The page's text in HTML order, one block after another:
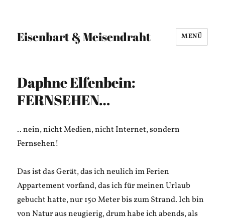
Eisenbart & Meisendraht MENÜ
Daphne Elfenbein:
FERNSEHEN…
.. nein, nicht Medien, nicht Internet, sondern
Fernsehen!
Das ist das Gerät, das ich neulich im Ferien
Appartement vorfand, das ich für meinen Urlaub
gebucht hatte, nur 150 Meter bis zum Strand. Ich bin
von Natur aus neugierig, drum habe ich abends, als